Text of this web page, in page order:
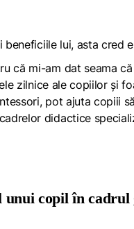
beneficiile lui, asta cred
că mi-am dat seama
zilnice ale copiilor și
pot ajuta copiii
didactice
unui copil în